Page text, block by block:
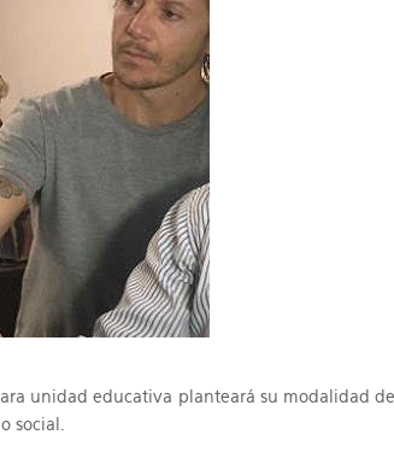
unidad educativa planteará su modalidad
social.